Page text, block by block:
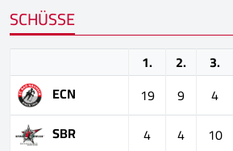
SCHÜSSE
1. 2. 3.
ECN
19 9 4
SBR
4 4 10